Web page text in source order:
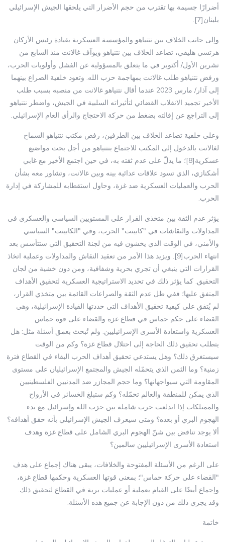
أضرارًا جسيمة بها تقترب من حجم الأضرار التي يلحقها الجيش الإسرائيلي
بلبنان[7].
وإلى جانب الخلاف بين نتنياهو والمؤسسة العسكرية بقيادة رئيس الأركان
هرتسي هليفي، تصاعد الخلاف بين نتنياهو ويوآف غالانت منذ السابع من
تشرين الأول/ أكتوبر في ما يتعلق بالمسؤولية عن الفشل وأولويات الحرب،
ورفض نتنياهو طلب غالانت بمهاجمة حزب الله. وتعود خلفية الصراع بينهما
إلى آذار/ مارس 2023 عندما أقال نتنياهو غالانت من منصبه بسبب طلب
الأخير تجميد الانقلاب القضائي لتأثيراته السلبية في الجيش، واضطر نتنياهو
إلى التراجع عن إقالته بضغط من حركة الاحتجاج والرأي العام الإسرائيلي.
وعلى خلفية تصاعد الخلاف بين الطرفين، رفض مكتب نتنياهو السماح
لغالانت بالدخول إلى المكتب للاجتماع بنتنياهو من أجل بحث مواضيع
عسكرية[8]؛ ما يدلّ على عدم ثقته به، في حين اجتمع الأخير مع غابي
أشكنازي، الذي تسود علاقات عدائية بينه وبين غالانت، وتشاور معه بشأن
الحرب والعمليات العسكرية ضد غزة، وحاول استقطابه للمشاركة في إدارة
الحرب.
يؤثر عدم الثقة بين متخذي القرار على المستويين السياسي والعسكري في
المداولات والنقاشات في "كابينت" الحرب، وفي "الكابينت" السياسي
والأمني، في الوقت الذي يخشون فيه من لجنة التحقيق التي ستتأسس بعد
انتهاء الحرب[9]. ويزيد هذا الأمر من تعقيد النقاش والمداولات وعملية اتخاذ
القرارات التي ينبغي أن تجري بحرية وشفافية، ومن دون خشية من لجان
التحقيق. كما يؤثر ذلك في تحديد الاستراتيجية العسكرية لتحقيق الأهداف
المتفق عليها؛ ففي ظل عدم الثقة والصراعات القائمة بين متخذي القرار،
لم يُتفق على كيفية تحقيق الأهداف التي حددتها القيادة الإسرائيلية، وهي
القضاء على حكم حماس في قطاع غزة والقضاء على قوة حماس
العسكرية واستعادة الأسرى الإسرائيليين. ولم تُبحث بعمق أسئلة مثل: هل
يتطلب تحقيق ذلك الحاجة إلى احتلال قطاع غزة؟ وكم من الوقت
سيستغرق ذلك؟ وهل يستدعي تحقيق أهداف الحرب البقاء في القطاع فترة
زمنية؟ وما الثمن الذي يتحمّله الجيش والمجتمع الإسرائيليان على مستوى
المقاومة التي سيواجهانها؟ وما حجم المجازر ضد المدنيين الفلسطينيين
الذي يمكن للمنطقة والعالم تحمّله؟ وكم ستبلغ الخسائر في الأرواح
والممتلكات إذا اندلعت حرب شاملة بين حزب الله وإسرائيل مع بدء
الهجوم البري أو بعده؟ ومتى سيعرف الجيش الإسرائيلي بأنه حقق أهدافه؟
ألا يوجد تناقض بين شنّ الهجوم البري الشامل على قطاع غزة وهدف
استعادة الأسرى الإسرائيليين سالمين؟
على الرغم من الأسئلة المفتوحة والخلافات، يبقى هناك إجماع على هدف
"القضاء على حركة حماس"؛ بمعنى قوتها العسكرية وحكمها قطاع غزة،
وإجماع أيضًا على القيام بعملية أو عمليات برية في القطاع لتحقيق ذلك.
وقد يجري ذلك من دون الإجابة عن جميع هذه الأسئلة.
خاتمة